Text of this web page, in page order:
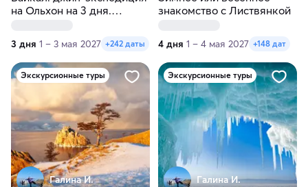
на Ольхон на 3 дня.
3 дня 1 – 3 мая 2027 +242 даты
знакомство с Листвянкой
4 дня 1 – 4 мая 2027 +148 дат
Экскурсионные туры
Галина И.
Экскурсионные туры
Галина И.